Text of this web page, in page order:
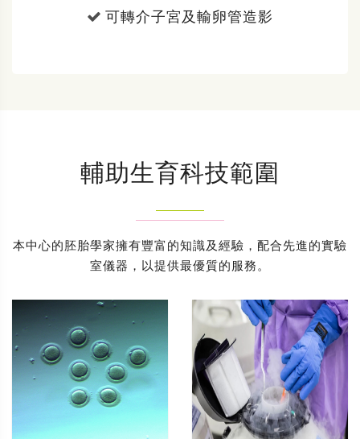
可轉介子宮及輸卵管造影
輔助生育科技範圍
本中心的胚胎學家擁有豐富的知識及經驗，配合先進的實驗
室儀器，以提供最優質的服務。